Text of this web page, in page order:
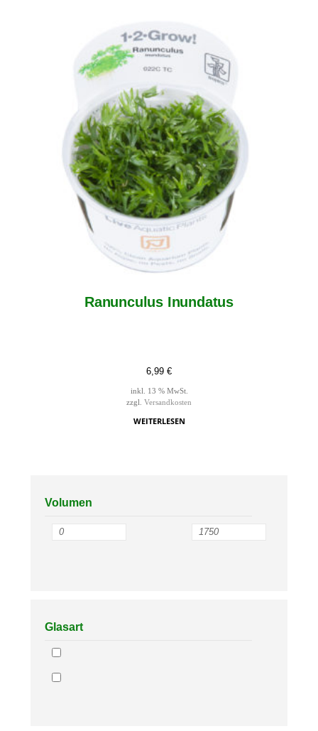
Ranunculus Inundatus
6,99 €
inkl. 13 % MwSt.
zzgl. Versandkosten
WEITERLESEN
Volumen
Glasart